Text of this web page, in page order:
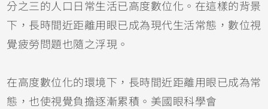
分之三的人口日常生活已高度數位化。在這樣的背景
下，長時間近距離用眼已成為現代生活常態，數位視
覺疲勞問題也隨之浮現。
在高度數位化的環境下，長時間近距離用眼已成為常
態，也使視覺負擔逐漸累積。美國眼科學會